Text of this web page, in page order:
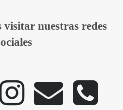
visitar nuestras redes